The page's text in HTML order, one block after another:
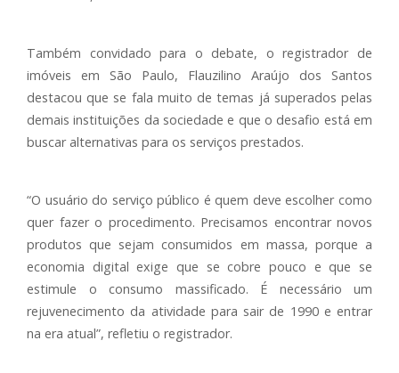
Também convidado para o debate, o registrador de
imóveis em São Paulo, Flauzilino Araújo dos Santos
destacou que se fala muito de temas já superados pelas
demais instituições da sociedade e que o desafio está em
buscar alternativas para os serviços prestados.
“O usuário do serviço público é quem deve escolher como
quer fazer o procedimento. Precisamos encontrar novos
produtos que sejam consumidos em massa, porque a
economia digital exige que se cobre pouco e que se
estimule o consumo massificado. É necessário um
rejuvenecimento da atividade para sair de 1990 e entrar
na era atual”, refletiu o registrador.